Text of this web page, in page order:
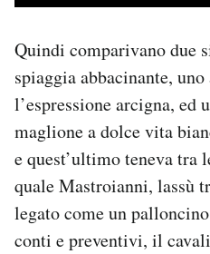
Quindi comparivano due
spiaggia abbacinante,
l’espressione arcigna, ed
maglione a dolce vita
e quest’ultimo teneva tra
quale Mastroianni, lassù
legato come un
conti e preventivi, il